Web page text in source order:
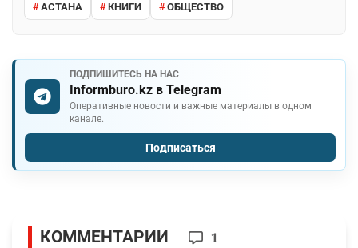
АСТАНА КНИГИ ОБЩЕСТВО
ПОДПИШИТЕСЬ НА НАС
Informburo.kz в Telegram
Оперативные новости и важные материалы в одном
канале.
Подписаться
КОММЕНТАРИИ 1